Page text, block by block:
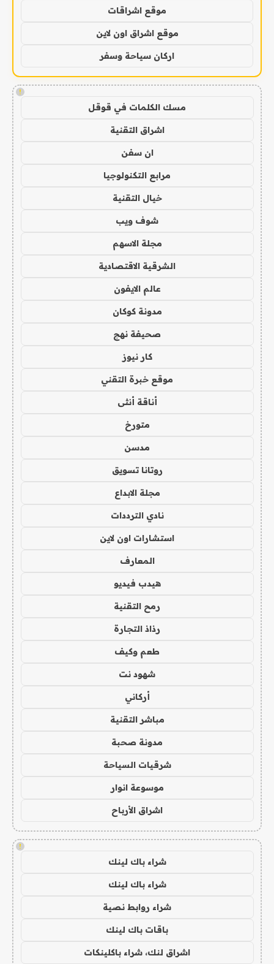
موقع اشراقات
موقع اشراق اون لاين
اركان سياحة وسفر
!
مسك الكلمات في قوقل
اشراق التقنية
ان سفن
مرابع التكنولوجيا
خيال التقنية
شوف ويب
مجلة الاسهم
الشرقية الاقتصادية
عالم الايفون
مدونة كوكان
صحيفة نهج
كار نيوز
موقع خبرة التقني
أناقة أنثى
متورخ
مدسن
روتانا تسويق
مجلة الابداع
نادي الترددات
استشارات اون لاين
المعارف
هيدب فيديو
رمح التقنية
رذاذ التجارة
طعم وكيف
شهود نت
أركاني
مباشر التقنية
مدونة صحبة
شرقيات السياحة
موسوعة انوار
اشراق الأرباح
!
شراء باك لينك
شراء باك لينك
شراء روابط نصية
باقات باك لينك
اشراق لنك، شراء باكلينكات